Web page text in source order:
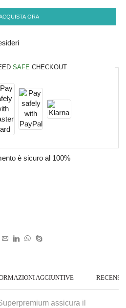
ORA
SAFE CHECKOUT
è sicuro al 100%
AGGIUNTIVE
assicura il